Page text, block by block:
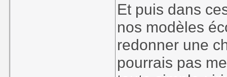
Et puis dans
nos modèles
redonner une
pourrais pas